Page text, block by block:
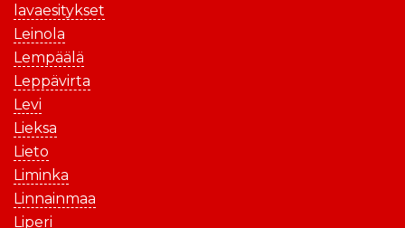
lavaesitykset
Leinola
Lempäälä
Leppävirta
Levi
Lieksa
Lieto
Liminka
Linnainmaa
Liperi